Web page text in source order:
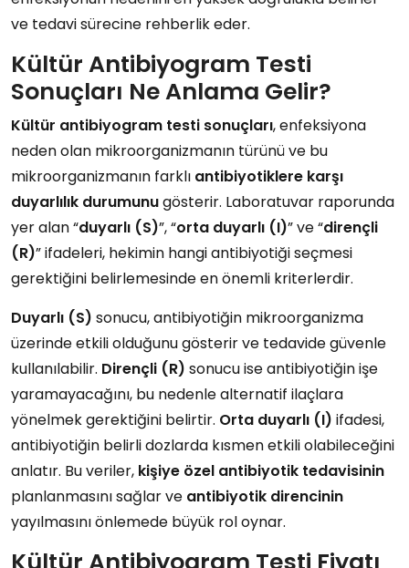
ve tedavi sürecine rehberlik eder.
Kültür Antibiyogram Testi
Sonuçları Ne Anlama Gelir?
Kültür antibiyogram testi sonuçları, enfeksiyona
neden olan mikroorganizmanın türünü ve bu
mikroorganizmanın farklı antibiyotiklere karşı
duyarlılık durumunugösterir. Laboratuvar raporunda
yer alan “duyarlı (S)”, “orta duyarlı (I)” ve “dirençli
(R)” ifadeleri, hekimin hangi antibiyotiği seçmesi
gerektiğini belirlemesinde en önemli kriterlerdir.
Duyarlı (S) sonucu, antibiyotiğin mikroorganizma
üzerinde etkili olduğunu gösterir ve tedavide güvenle
kullanılabilir. Dirençli (R) sonucu ise antibiyotiğin işe
yaramayacağını, bu nedenle alternatif ilaçlara
yönelmek gerektiğini belirtir. Orta duyarlı (I) ifadesi,
antibiyotiğin belirli dozlarda kısmen etkili olabileceğini
anlatır. Bu veriler, kişiye özel antibiyotik tedavisinin
planlanmasını sağlar ve antibiyotik direncinin
yayılmasını önlemede büyük rol oynar.